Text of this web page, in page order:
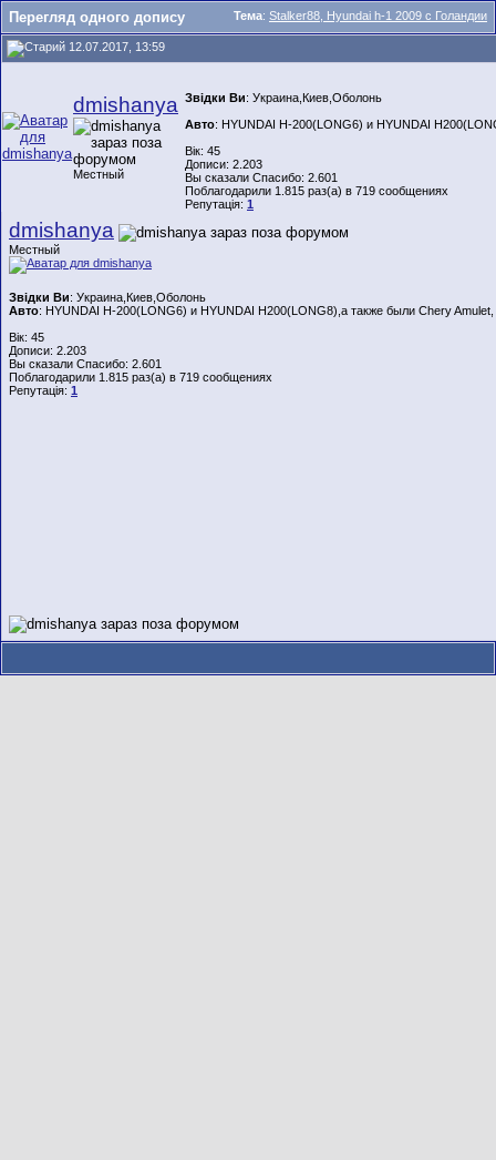
Тема: Stalker88, Hyundai h-1 2009 с Голандии
Перегляд одного допису
12.07.2017, 13:59
dmishanya
Местный
Звідки Ви: Украина,Киев,Оболонь
Авто: HYUNDAI H-200(LONG6) и HYUNDAI
Вік: 45
Дописи: 2.203
Вы сказали Спасибо: 2.601
Поблагодарили 1.815 раз(а) в 719 сообщениях
Репутація: 1
dmishanya
Местный
Звідки Ви: Украина,Киев,Оболонь
Авто: HYUNDAI H-200(LONG6) и HYUNDAI H200(LONG8),а также были Chery
Вік: 45
Дописи: 2.203
Вы сказали Спасибо: 2.601
Поблагодарили 1.815 раз(а) в 719 сообщениях
Репутація: 1